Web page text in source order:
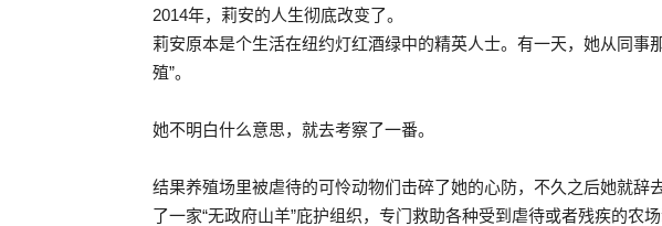
2014年，莉安的人生彻底改变了。
莉安原本是个生活在纽约灯红酒绿中的精英人士。有一天，她从同事
殖”。
她不明白什么意思，就去考察了一番。
结果养殖场里被虐待的可怜动物们击碎了她的心防，不久之后她就辞
了一家“无政府山羊”庇护组织，专门救助各种受到虐待或者残疾的农